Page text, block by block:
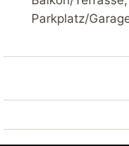
Schlittelbahn,
Bekannte Skigebiete
Parkplatz/